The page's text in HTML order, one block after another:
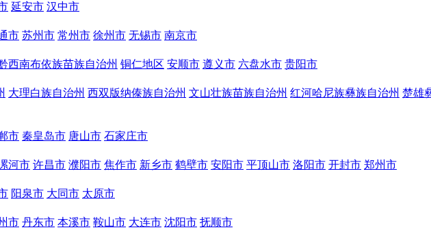
延安市 汉中市
市 苏州市 常州市 徐州市 无锡市 南京市
西南布依族苗族自治州 铜仁地区 安顺市 遵义市 六盘水市 贵阳市
大理白族自治州 西双版纳傣族自治州 文山壮族苗族自治州 红河哈尼族彝族自治州 楚雄
市 秦皇岛市 唐山市 石家庄市
河市 许昌市 濮阳市 焦作市 新乡市 鹤壁市 安阳市 平顶山市 洛阳市 开封市 郑州市
阳泉市 大同市 太原市
市 丹东市 本溪市 鞍山市 大连市 沈阳市 抚顺市